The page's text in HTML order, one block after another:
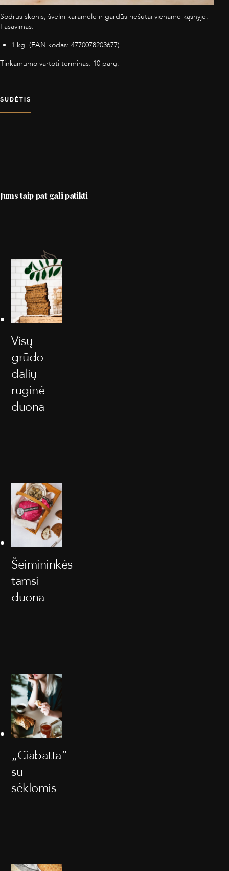
Sodrus skonis, švelni karamelė ir gardūs riešutai viename kąsnyje.
Fasavimas:
1 kg. (EAN kodas: 4770078203677)
Tinkamumo vartoti terminas: 10 parų.
SUDĖTIS
Jums taip pat gali patikti
Visų
grūdo
dalių
ruginė
duona
Šeimininkės
tamsi
duona
„Ciabatta“
su
sėklomis